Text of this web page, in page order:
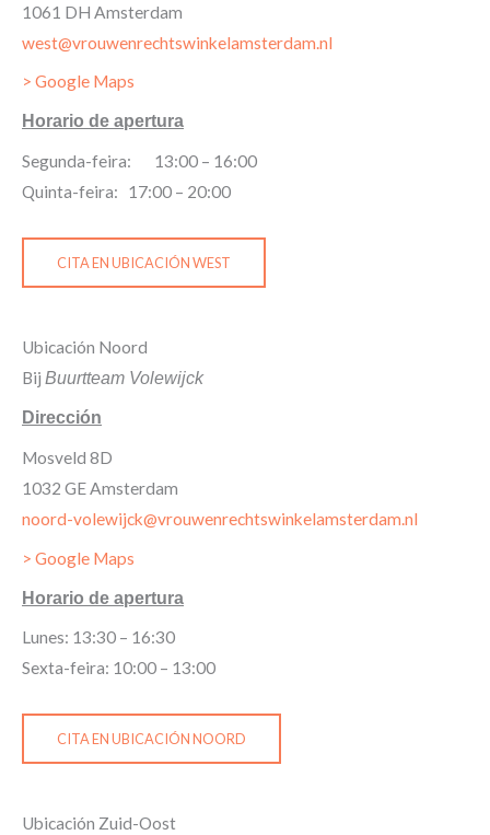
1061 DH Amsterdam
west@vrouwenrechtswinkelamsterdam.nl
> Google Maps
Horario de apertura
Segunda-feira: 13:00 – 16:00
Quinta-feira: 17:00 – 20:00
CITA EN UBICACIÓN WEST
Ubicación Noord
Bij Buurtteam Volewijck
Dirección
Mosveld 8D
1032 GE Amsterdam
noord-volewijck@vrouwenrechtswinkelamsterdam.nl
> Google Maps
Horario de apertura
Lunes: 13:30 – 16:30
Sexta-feira: 10:00 – 13:00
CITA EN UBICACIÓN NOORD
Ubicación Zuid-Oost